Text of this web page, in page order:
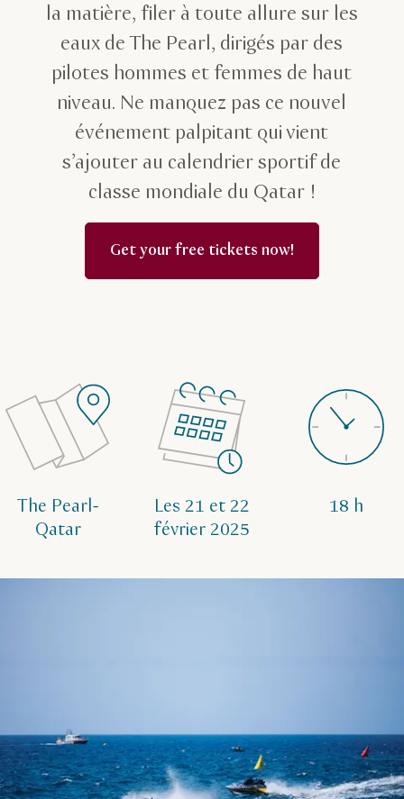
la matière, filer à toute allure sur les
eaux de The Pearl, dirigés par des
pilotes hommes et femmes de haut
niveau. Ne manquez pas ce nouvel
événement palpitant qui vient
s’ajouter au calendrier sportif de
classe mondiale du Qatar !
Get your free tickets now!
The Pearl-
Qatar
Les 21 et 22
février 2025
18 h